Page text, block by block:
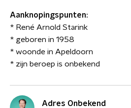
Aanknopingspunten:
* René Arnold Starink
* geboren in 1958
* woonde in Apeldoorn
* zijn beroep is onbekend
Adres Onbekend